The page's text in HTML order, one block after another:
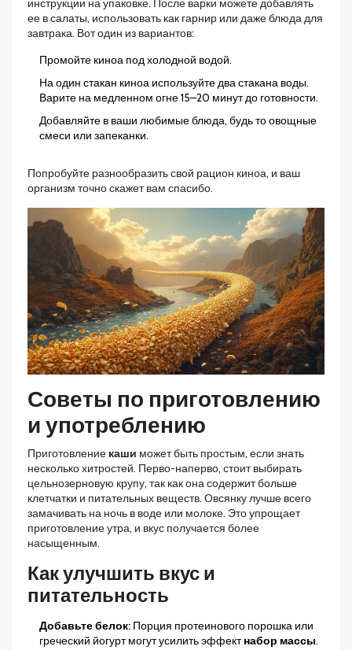
инструкции на упаковке. После варки можете добавлять
ее в салаты, использовать как гарнир или даже блюда для
завтрака. Вот один из вариантов:
Промойте киноа под холодной водой.
На один стакан киноа используйте два стакана воды.
Варите на медленном огне 15–20 минут до готовности.
Добавляйте в ваши любимые блюда, будь то овощные
смеси или запеканки.
Попробуйте разнообразить свой рацион киноа, и ваш
организм точно скажет вам спасибо.
Советы по приготовлению
и употреблению
Приготовление каши может быть простым, если знать
несколько хитростей. Перво-наперво, стоит выбирать
цельнозерновую крупу, так как она содержит больше
клетчатки и питательных веществ. Овсянку лучше всего
замачивать на ночь в воде или молоке. Это упрощает
приготовление утра, и вкус получается более
насыщенным.
Как улучшить вкус и
питательность
Добавьте белок: Порция протеинового порошка или
греческий йогурт могут усилить эффектнабор массы.